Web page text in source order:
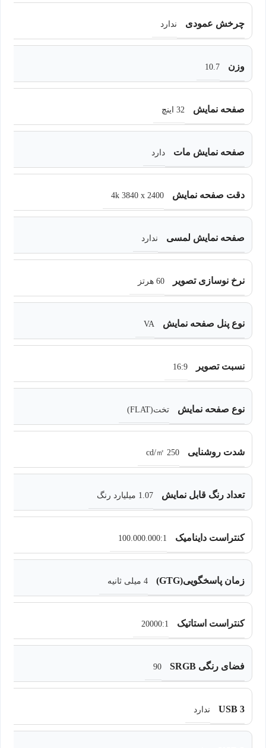
چرخش عمودی ندارد
وزن 10.7
صفحه نمایش 32 اینچ
صفحه نمایش مات دارد
دقت صفحه نمایش 4k 3840 x 2400
صفحه نمایش لمسی ندارد
نرخ نوسازی تصویر 60 هرتز
نوع پنل صفحه نمایش VA
نسبت تصویر 16:9
نوع صفحه نمایش تخت(FLAT)
شدت روشنایی 250 cd/㎡
تعداد رنگ قابل نمایش 1.07 میلیارد رنگ
کنتراست داینامیک 100.000.000:1
زمان پاسخگویی(GTG) 4 میلی ثانیه
کنتراست استاتیک 20000:1
فضای رنگی SRGB 90
USB 3 ندارد